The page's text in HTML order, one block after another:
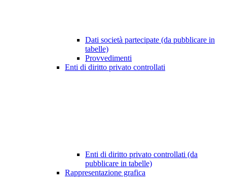
Dati società partecipate (da pubblicare in
tabelle)
Provvedimenti
Enti di diritto privato controllati
Enti di diritto privato controllati (da
pubblicare in tabelle)
Rappresentazione grafica